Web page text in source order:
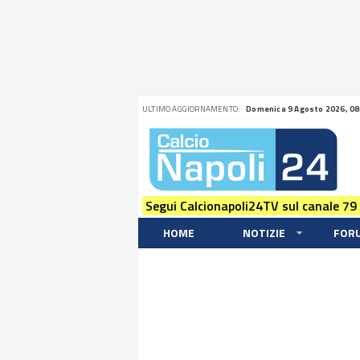
ULTIMO AGGIORNAMENTO: Domenica 9 Agosto 2026,
Segui Calcionapoli24TV sul canale
HOME NOTIZIE